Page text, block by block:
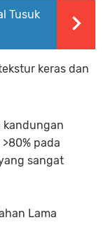
Tusuk
keras dan
kandungan
pada
sangat
Lama